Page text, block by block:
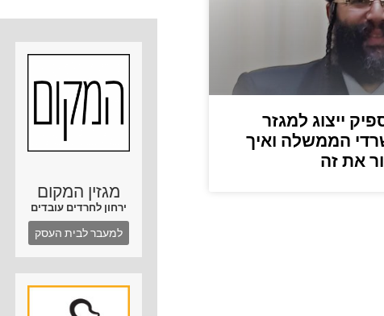
ייצוג למגזר
הממשלה ואיך
את זה
מגזין המקום
ירחון לחרדים עובדים
למעבר לבית העסק